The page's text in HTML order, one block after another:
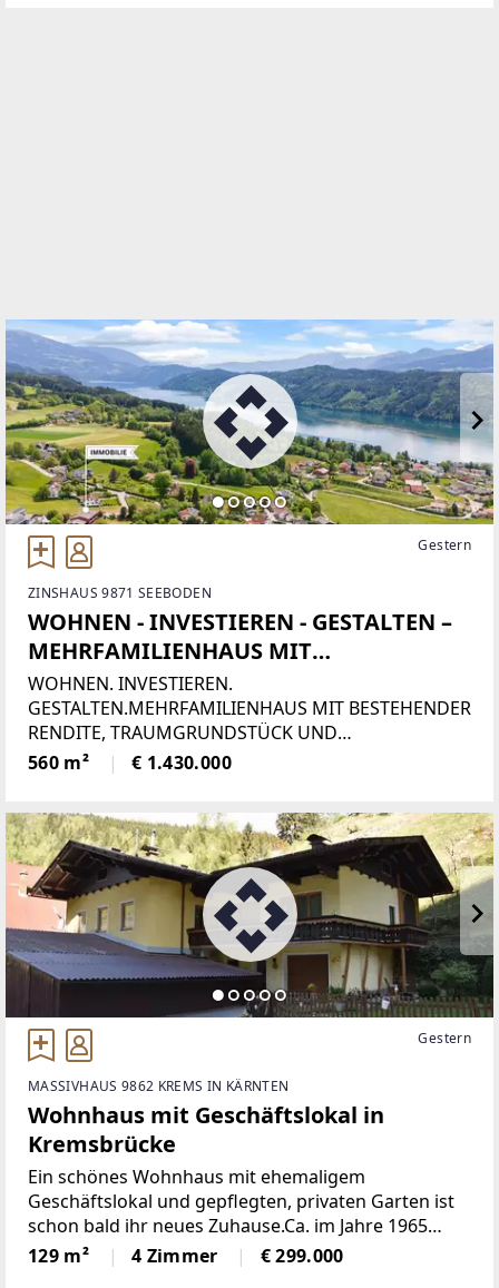
Gestern
ZINSHAUS 9871 SEEBODEN
WOHNEN - INVESTIEREN - GESTALTEN –
MEHRFAMILIENHAUS MIT
TRAUMGRUNDSTÜCK UND
ENTWICKLUNGSPOTENZIAL IN
SEEBODEN AM MILLSTÄTTER SEE
WOHNEN. INVESTIEREN.
GESTALTEN.MEHRFAMILIENHAUS MIT BESTEHENDER
RENDITE, TRAUMGRUNDSTÜCK UND
ENTWICKLUNGSPOTENZIAL IN SEEBODEN AM
MILLSTÄTTER SEEManche Immobilien bieten
außergewöhnliche Liegenschaft
560 m² € 1.430.000
Gestern
MASSIVHAUS 9862 KREMS IN KÄRNTEN
Wohnhaus mit Geschäftslokal in
Kremsbrücke
Ein schönes Wohnhaus mit ehemaligem
Geschäftslokal und gepflegten, privaten Garten ist
schon bald ihr neues Zuhause.Ca. im Jahre 1965
wurde das Geschäftslokal errichtet und ca. im Jahre
1975 das Wohnhaus in Massivbauweise.Alle
129 m² 4 Zimmer € 299.000